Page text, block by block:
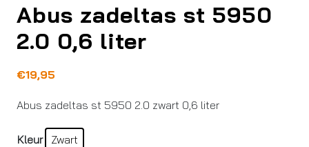
Abus zadeltas st 5950
2.0 0,6 liter
€19,95
Abus zadeltas st 5950 2.0 zwart 0,6 liter
Kleur Zwart